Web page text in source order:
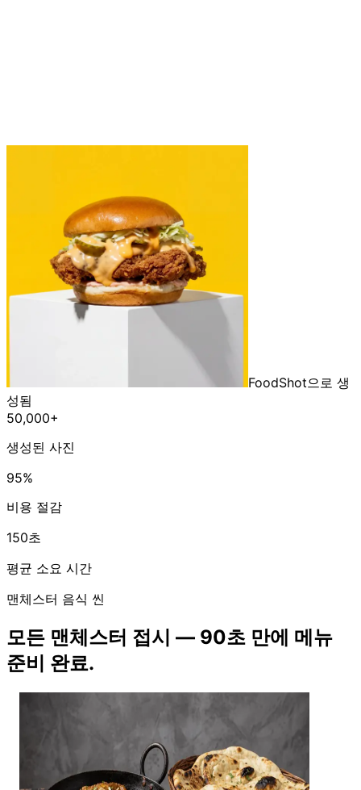
FoodShot으로 생
성됨
50,000+
생성된 사진
95%
비용 절감
150초
평균 소요 시간
맨체스터 음식 씬
모든 맨체스터 접시 — 90초 만에 메뉴
준비 완료.